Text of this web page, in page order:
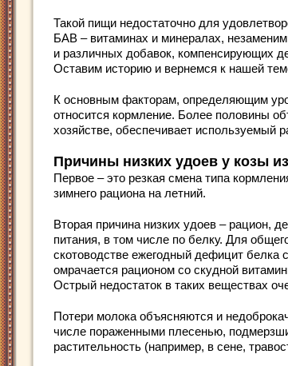
Такой пищи недостаточно для
БАВ – витаминах и минералах,
и различных добавок, компенсирующих
Оставим историю и вернемся к нашей
К основным факторам, определяющим
относится кормление. Более половины
хозяйстве, обеспечивает используемый
Причины низких удоев у козы
Первое – это резкая смена типа
зимнего рациона на летний.
Вторая причина низких удоев – рацион,
питания, в том числе по белку. Для
скотоводстве ежегодный дефицит белка
омрачается рационом со скудной
Острый недостаток в таких веществах
Потери молока объясняются и
числе пораженными плесенью,
растительность (например, в сене,